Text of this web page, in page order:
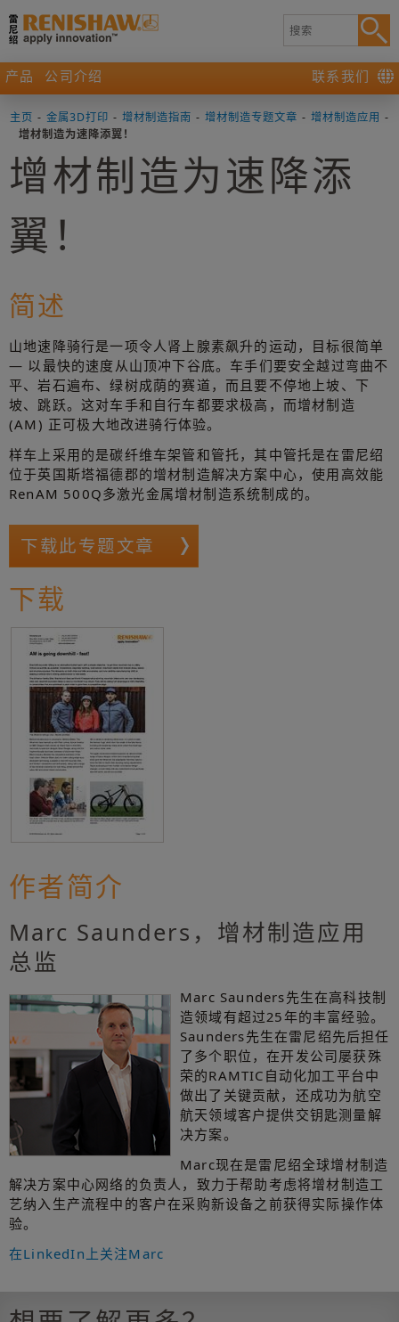
产品 公司介绍 联系我们
主页 - 金属3D打印 - 增材制造指南 - 增材制造专题文章 - 增材制造应用 -
增材制造为速降添翼！
增材制造为速降添
翼！
简述
山地速降骑行是一项令人肾上腺素飙升的运动，目标很简单
— 以最快的速度从山顶冲下谷底。车手们要安全越过弯曲不
平、岩石遍布、绿树成荫的赛道，而且要不停地上坡、下
坡、跳跃。这对车手和自行车都要求极高，而增材制造
(AM) 正可极大地改进骑行体验。
样车上采用的是碳纤维车架管和管托，其中管托是在雷尼绍
位于英国斯塔福德郡的增材制造解决方案中心，使用高效能
RenAM 500Q多激光金属增材制造系统制成的。
下载此专题文章
下载
作者简介
Marc Saunders，增材制造应用
总监
Marc Saunders先生在高科技制
造领域有超过25年的丰富经验。
Saunders先生在雷尼绍先后担任
了多个职位，在开发公司屡获殊
荣的RAMTIC自动化加工平台中
做出了关键贡献，还成功为航空
航天领域客户提供交钥匙测量解
决方案。
Marc现在是雷尼绍全球增材制造
解决方案中心网络的负责人，致力于帮助考虑将增材制造工
艺纳入生产流程中的客户在采购新设备之前获得实际操作体
验。
在LinkedIn上关注Marc